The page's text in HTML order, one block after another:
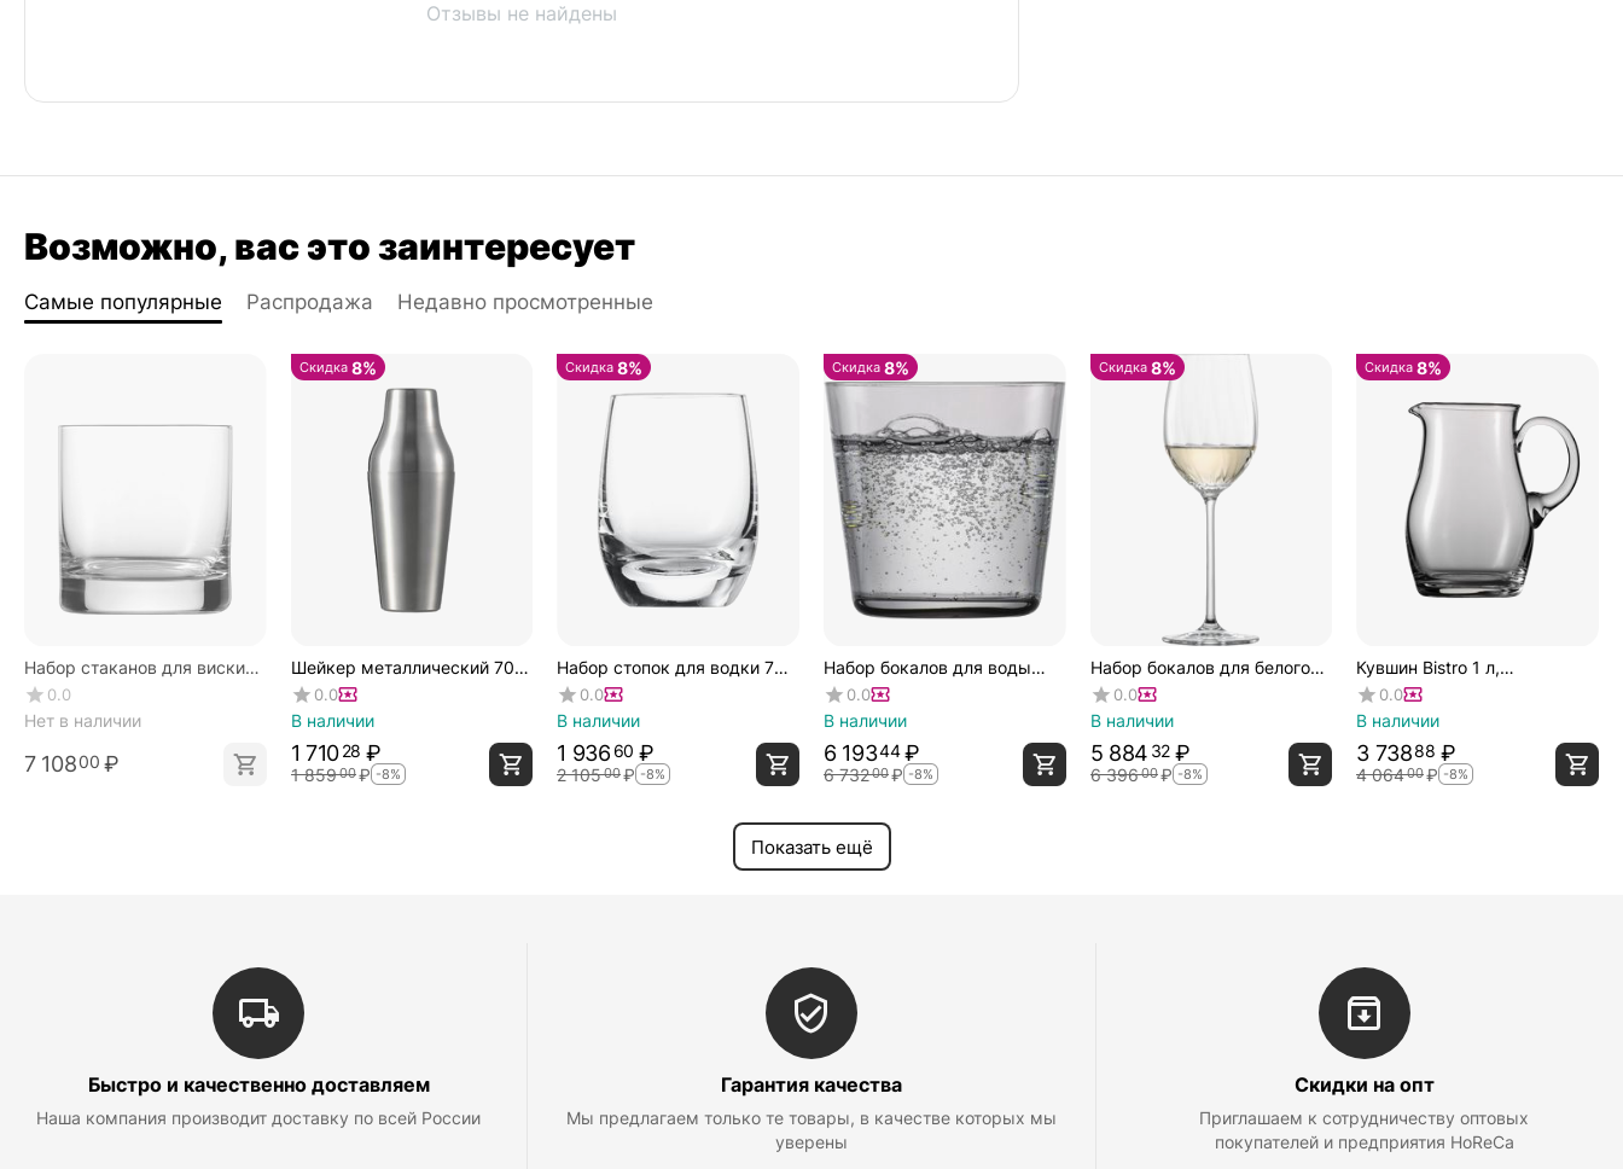
Отзывы не найдены
Возможно, вас это заинтересует
Самые популярные Распродажа Недавно просмотренные
Набор стаканов для виски
400 мл, 6 шт., серия Paris,
Zwiesel Glas
0.0
Нет в наличии
7 10800 ₽
Скидка 8%
Шейкер металлический 700
мл, 1 шт., серия Basic Bar,
Zwiesel Glas
0.0
В наличии
1 71028 ₽
1 85900₽ -8%
Скидка 8%
Набор стопок для водки 75
мл, 6 шт., серия Banquet,
Zwiesel Glas
0.0
В наличии
1 93660 ₽
2 10500₽ -8%
Скидка 8%
Набор бокалов для воды
367 мл, 6 шт., серия
Together, серый, Zwiesel Glas
0.0
В наличии
6 19344 ₽
6 73200₽ -8%
Скидка 8%
Набор бокалов для белого
вина 296 мл, 6 шт., серия
Prizma, Zwiesel Glas
0.0
В наличии
5 884 32 ₽
6 39600₽ -8%
Скидка 8%
Кувшин Bistro 1 л,
хрустальное стекло,
Германия, Zwiesel Glas
0.0
В наличии
3 73888 ₽
4 06400₽ -8%
Показать ещё
Быстро и качественно доставляем
Наша компания производит доставку по всей России
Гарантия качества
Мы предлагаем только те товары, в качестве которых мы
уверены
Скидки на опт
Приглашаем к сотрудничеству оптовых
покупателей и предприятия HoReCa